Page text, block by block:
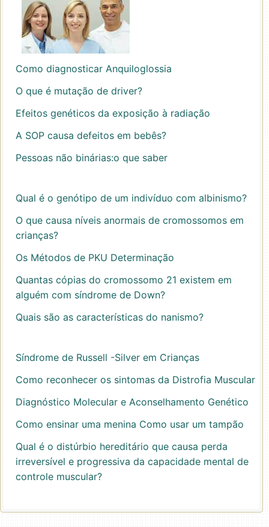
Como diagnosticar Anquiloglossia
O que é mutação de driver?
Efeitos genéticos da exposição à radiação
A SOP causa defeitos em bebês?
Pessoas não binárias:o que saber
Qual é o genótipo de um indivíduo com albinismo?
O que causa níveis anormais de cromossomos em
crianças?
Os Métodos de PKU Determinação
Quantas cópias do cromossomo 21 existem em
alguém com síndrome de Down?
Quais são as características do nanismo?
Síndrome de Russell -Silver em Crianças
Como reconhecer os sintomas da Distrofia Muscular
Diagnóstico Molecular e Aconselhamento Genético
Como ensinar uma menina Como usar um tampão
Qual é o distúrbio hereditário que causa perda
irreversível e progressiva da capacidade mental de
controle muscular?